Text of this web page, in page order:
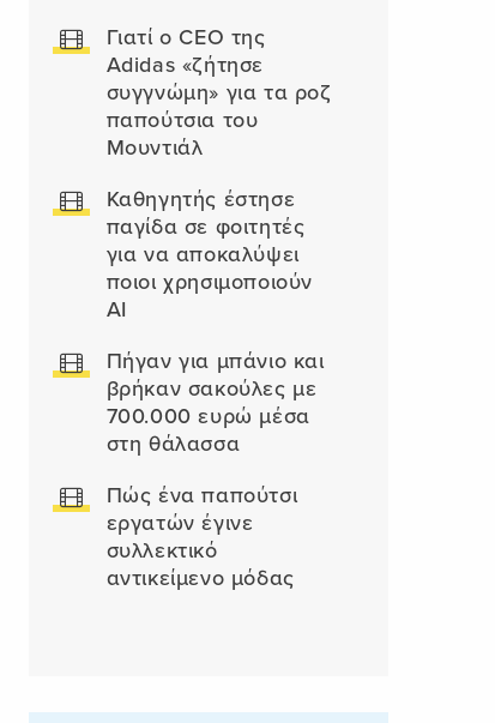
Γιατί ο CEO της
Adidas «ζήτησε
συγγνώμη» για τα ροζ
παπούτσια του
Μουντιάλ
Καθηγητής έστησε
παγίδα σε φοιτητές
για να αποκαλύψει
ποιοι χρησιμοποιούν
AI
Πήγαν για μπάνιο και
βρήκαν σακούλες με
700.000 ευρώ μέσα
στη θάλασσα
Πώς ένα παπούτσι
εργατών έγινε
συλλεκτικό
αντικείμενο μόδας